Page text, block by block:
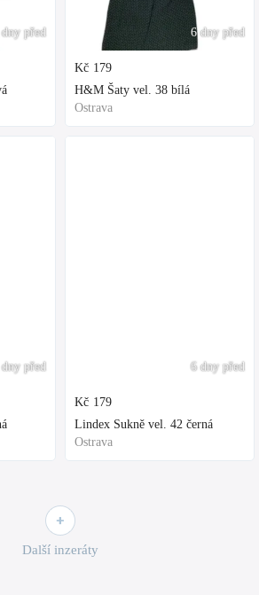
před
před
6 dny před
Kč 179
H&M Šaty vel. 38 bílá
Ostrava
6 dny před
Kč 179
Lindex Sukně vel. 42 černá
Ostrava
Další inzeráty